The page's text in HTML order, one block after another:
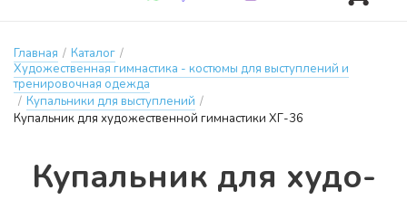
Главная / Каталог /
Художественная гимнастика - костюмы для выступлений и
тренировочная одежда
/ Купальники для выступлений /
Купальник для художественной гимнастики ХГ-36
Ку­паль­ник для ху­до­